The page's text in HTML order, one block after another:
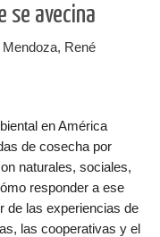
se avecina
René
en América
de cosecha por
naturales, sociales,
responder a ese
de las experiencias de
las cooperativas y el